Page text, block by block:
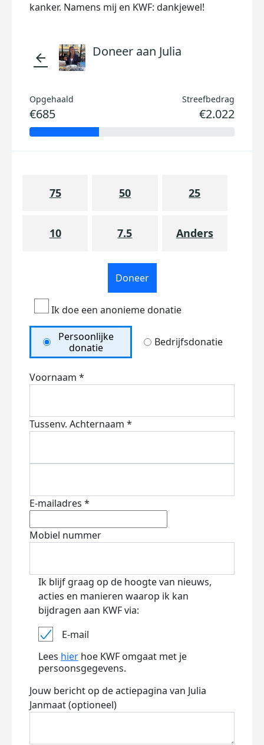
kanker. Namens mij en KWF: dankjewel!
arrow_back Doneer aan Julia
Opgehaald
€685
Streefbedrag
€2.022
75 50 25
10 7.5 Anders
Doneer
Ik doe een anonieme donatie
Persoonlijke
donatie
Bedrijfsdonatie
Voornaam *
Tussenv. Achternaam *
E-mailadres *
Mobiel nummer
Ik blijf graag op de hoogte van nieuws,
acties en manieren waarop ik kan
bijdragen aan KWF via:
E-mail
Lees hier hoe KWF omgaat met je
persoonsgegevens.
Jouw bericht op de actiepagina van Julia
Janmaat (optioneel)